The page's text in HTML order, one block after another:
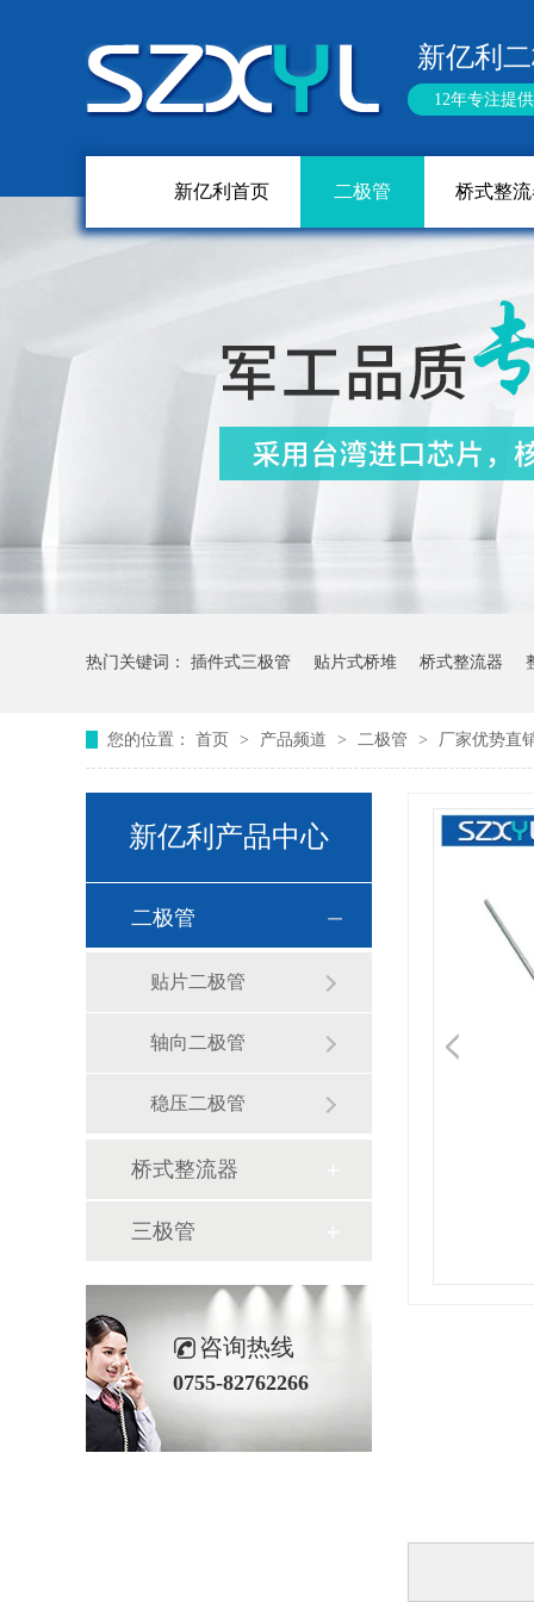
新亿利
12年专注提
新亿利首页 二极管 桥式整
热门关键词： 插件式三极管 贴片式桥堆 桥式整流器
您的位置： 首页 > 产品频道 > 二极管 > 厂家优势直
新亿利产品中心
二极管
贴片二极管
轴向二极管
稳压二极管
桥式整流器
三极管
咨询热线
0755-82762266